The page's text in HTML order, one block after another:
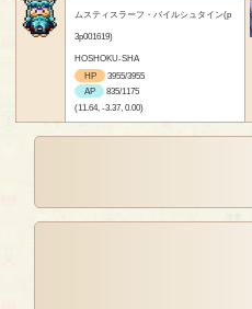
ムスティスラーフ・バイルシュタイン(p
3p001619)
HOSHOKU-SHA
HP
3955/3955
AP
835/1175
(11.64, -3.37, 0.00)